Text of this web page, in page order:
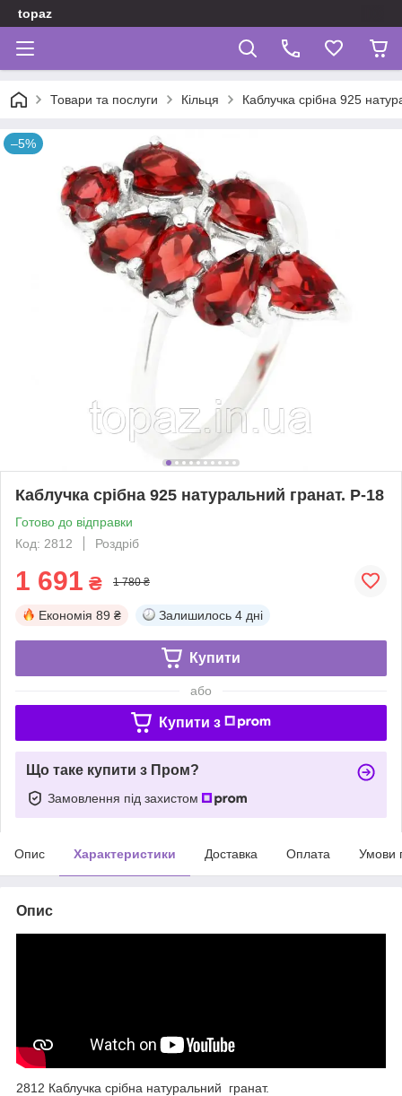
topaz
Товари та послуги Кільця Каблучка срібна 925
–5%
Каблучка срібна 925 натуральний гранат. Р-18
Готово до відправки
Код: 2812
Роздріб
1 691 ₴ 1 780 ₴
Економія 89 ₴ Залишилось 4 дні
Купити
або
Купити з
Що таке купити з Пром?
Замовлення під захистом
Опис Характеристики Доставка Оплата Умови
Опис
2812 Каблучка срібна натуральний гранат.